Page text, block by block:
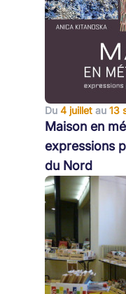
Du 4 juillet au 13
Maison en
expressions
du Nord